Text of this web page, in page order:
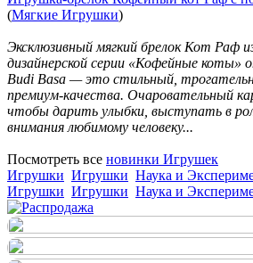
(Мягкие Игрушки)
Эксклюзивный мягкий брелок Кот Раф
дизайнерской серии «Кофейные коты»
Budi Basa — это стильный,
премиум-качества. Очаровательный
чтобы дарить улыбки, выступать в
внимания любимому человеку...
Посмотреть все новинки Игрушек
Игрушки Игрушки Наука и
Игрушки Игрушки Наука и